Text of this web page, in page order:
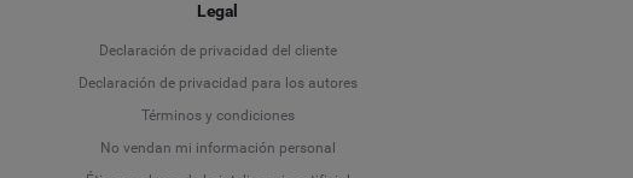
Legal
Declaración de privacidad del cliente
Declaración de privacidad para los autores
Términos y condiciones
No vendan mi información personal
Language
Deutsch